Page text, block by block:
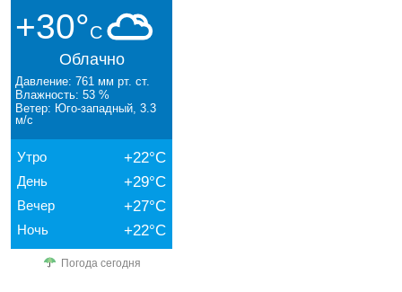
+30°C
Облачно
Давление: 761 мм рт. ст.
Влажность: 53 %
Ветер: Юго-западный, 3.3
м/с
Утро +22°C
День +29°C
Вечер +27°C
Ночь +22°C
Погода сегодня